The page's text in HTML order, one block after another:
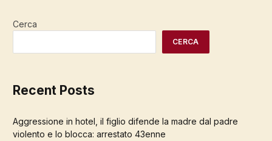
Cerca
CERCA
Recent Posts
Aggressione in hotel, il figlio difende la madre dal padre
violento e lo blocca: arrestato 43enne